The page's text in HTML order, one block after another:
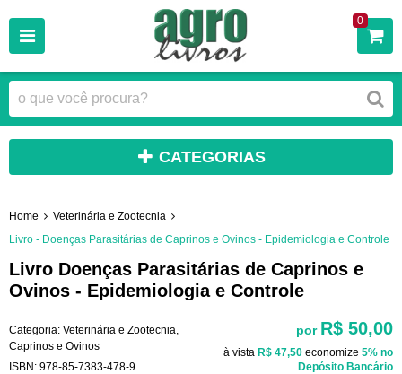
0
CATEGORIAS
Home
Veterinária e Zootecnia
Livro - Doenças Parasitárias de Caprinos e Ovinos - Epidemiologia e Controle
Livro Doenças Parasitárias de Caprinos e
Ovinos - Epidemiologia e Controle
Categoria: Veterinária e Zootecnia
Caprinos e Ovinos
ISBN: 978-85-7383-478-9
por R$ 50,00
à vista R$ 47,50 economize 5% no
Depósito Bancário